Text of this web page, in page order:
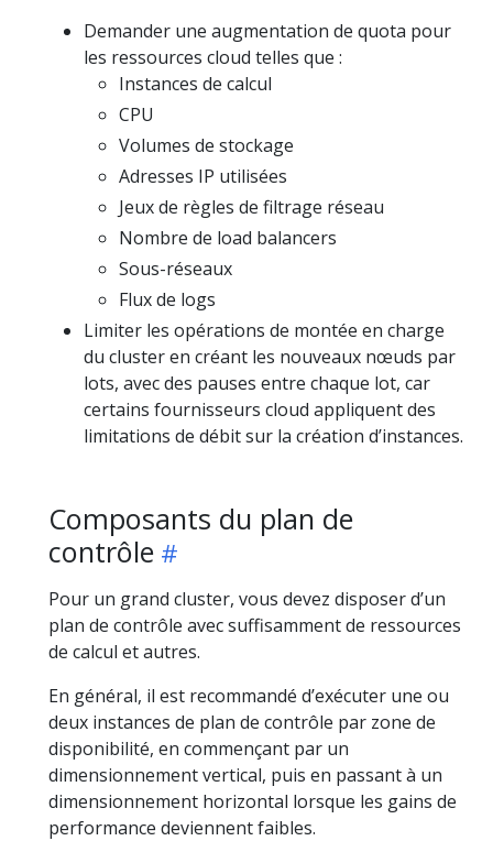
Demander une augmentation de quota pour
les ressources cloud telles que :
Instances de calcul
CPU
Volumes de stockage
Adresses IP utilisées
Jeux de règles de filtrage réseau
Nombre de load balancers
Sous-réseaux
Flux de logs
Limiter les opérations de montée en charge
du cluster en créant les nouveaux nœuds par
lots, avec des pauses entre chaque lot, car
certains fournisseurs cloud appliquent des
limitations de débit sur la création d’instances.
Composants du plan de
contrôle
Pour un grand cluster, vous devez disposer d’un
plan de contrôle avec suffisamment de ressources
de calcul et autres.
En général, il est recommandé d’exécuter une ou
deux instances de plan de contrôle par zone de
disponibilité, en commençant par un
dimensionnement vertical, puis en passant à un
dimensionnement horizontal lorsque les gains de
performance deviennent faibles.